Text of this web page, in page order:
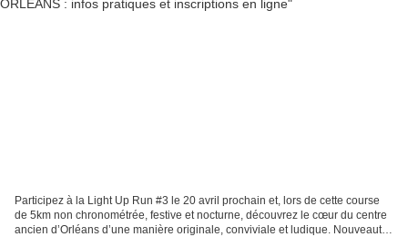
Participez à la Light Up Run #3 le 20 avril prochain et, lors de cette course
de 5km non chronométrée, festive et nocturne, découvrez le cœur du centre
ancien d’Orléans d’une manière originale, conviviale et ludique. Nouveauté